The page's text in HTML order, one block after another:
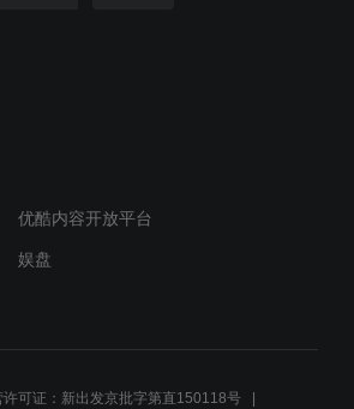
优酷内容开放平台
娱盘
许可证：新出发京批字第直150118号